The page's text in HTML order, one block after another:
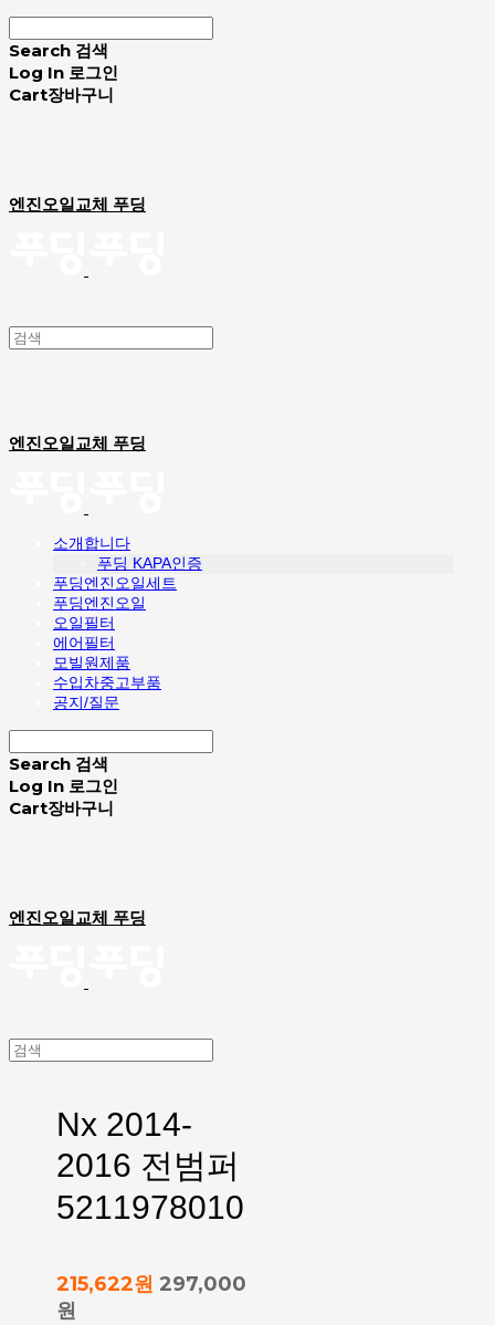
Search 검색
Log In 로그인
Cart장바구니
엔진오일교체 푸딩
엔진오일교체 푸딩
소개합니다
푸딩 KAPA인증
푸딩엔진오일세트
푸딩엔진오일
오일필터
에어필터
모빌원제품
수입차중고부품
공지/질문
Search 검색
Log In 로그인
Cart장바구니
엔진오일교체 푸딩
Nx 2014-
2016 전범퍼
5211978010
215,622원297,000
원